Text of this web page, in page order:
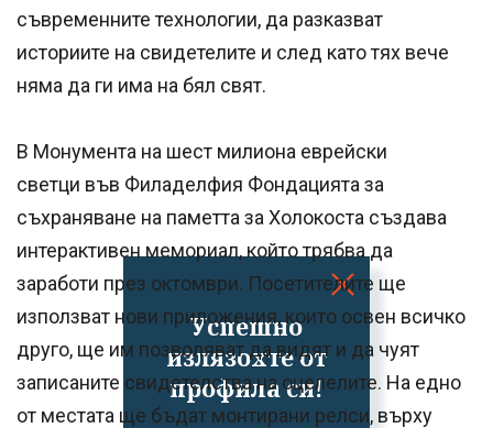
Успешно
излязохте от
профила си!
съвременните технологии, да разказват
историите на свидетелите и след като тях вече
няма да ги има на бял свят.
В Монумента на шест милиона еврейски
светци във Филаделфия Фондацията за
съхраняване на паметта за Холокоста създава
интерактивен мемориал, който трябва да
заработи през октомври. Посетителите ще
използват нови приложения, които освен всичко
друго, ще им позволяват да видят и да чуят
записаните свидетелства на оцелелите. На едно
от местата ще бъдат монтирани релси, върху